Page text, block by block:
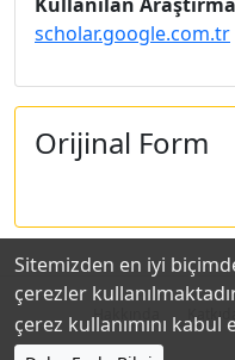
scholar.google.com.tr
Orijinal Form
Hakkında
Sitemizden en iyi
çerezler
çerez kullanımını